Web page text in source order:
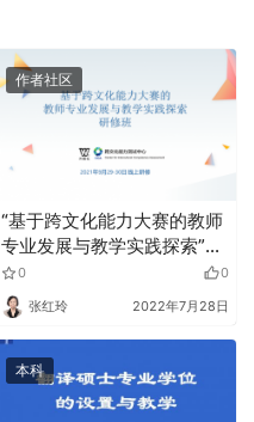
作者社区
“基于跨文化能力大赛的教师
专业发展与教学实践探索”研
修班成功举办
0 0
张红玲 2022年7月28日
本科